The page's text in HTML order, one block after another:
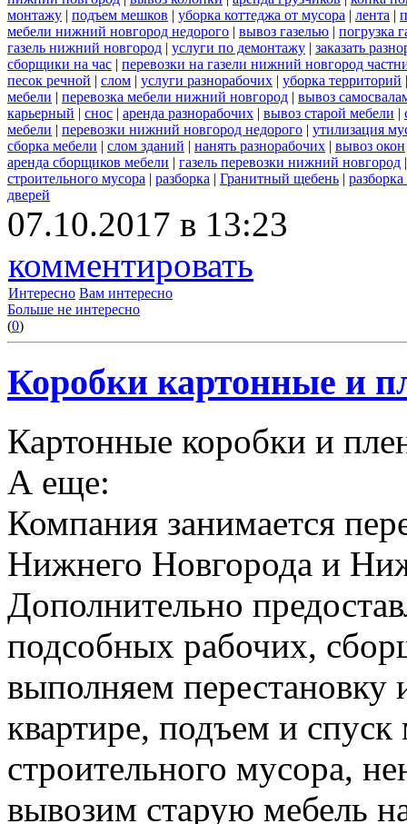
монтажу | подъем мешков | уборка коттеджа от мусора | лента |
мебели нижний новгород недорого | вывоз газелью | погрузка
газель нижний новгород | услуги по демонтажу | заказать
сборщики на час | перевозки на газели нижний новгород
песок речной | слом | услуги разнорабочих | уборка территорий
мебели | перевозка мебели нижний новгород | вывоз
карьерный | снос | аренда разнорабочих | вывоз старой мебели |
мебели | перевозки нижний новгород недорого | утилизация
сборка мебели | слом зданий | нанять разнорабочих | вывоз окон
аренда сборщиков мебели | газель перевозки нижний новгород
строительного мусора | разборка | Гранитный щебень |
дверей
07.10.2017 в 13:23
комментировать
Интересно Вам интересно
Больше не интересно
(0)
Коробки картонные и
Картонные коробки и
А еще:
Компания занимается
Нижнего Новгорода и
Дополнительно
подсобных рабочих,
выполняем перестановку
квартире, подъем и спуск
строительного мусора,
вывозим старую мебель